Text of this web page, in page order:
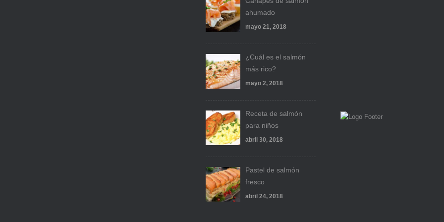
ahumado
mayo 21, 2018
¿Cuál es el salmón
más rico?
mayo 2, 2018
Receta de salmón
para niños
abril 30, 2018
Pastel de salmón
fresco
abril 24, 2018